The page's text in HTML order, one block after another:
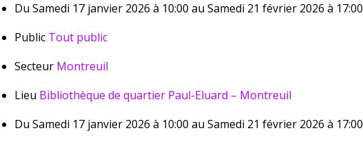
Du Samedi 17 janvier 2026 à 10:00 au Samedi 21 février 2026 à 17:00
Public Tout public
Secteur Montreuil
Lieu Bibliothèque de quartier Paul-Eluard – Montreuil
Du Samedi 17 janvier 2026 à 10:00 au Samedi 21 février 2026 à 17:00